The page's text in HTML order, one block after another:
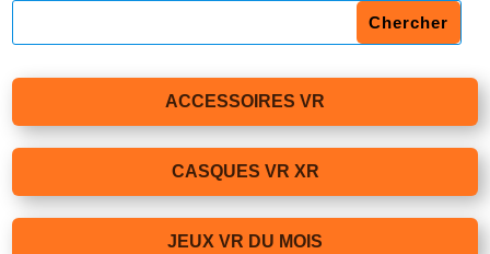
ACCESSOIRES VR
CASQUES VR XR
JEUX VR DU MOIS